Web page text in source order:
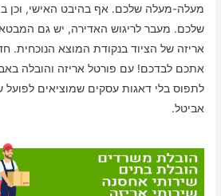
מעלה-מעלה שלכם. אף בהיבט האישי, וכן
שלכם. מעבר לריגוש האדירה, יש גם
אריזה של הציוד בנקודת המוצא הנוכחית.
אתכם לבדכם! עם פורטל אריזה והובלה
לתפוס בלי דאגות עסקים שמוציאים לפועל
אביטל.